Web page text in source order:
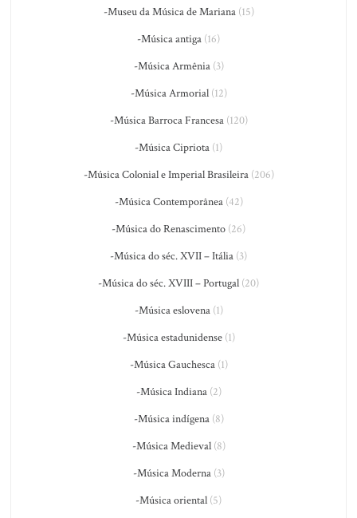
-Museu da Música de Mariana(15)
-Música antiga (16)
-Música Armênia(3)
-Música Armorial(12)
-Música Barroca Francesa(120)
-Música Cipriota (1)
-Música Colonial e Imperial Brasileira(206)
-Música Contemporânea(42)
-Música do Renascimento (26)
-Música do séc. XVII – Itália (3)
-Música do séc. XVIII – Portugal (20)
-Música eslovena(1)
-Música estadunidense(1)
-Música Gauchesca(1)
-Música Indiana(2)
-Música indígena(8)
-Música Medieval(8)
-Música Moderna(3)
-Música oriental (5)